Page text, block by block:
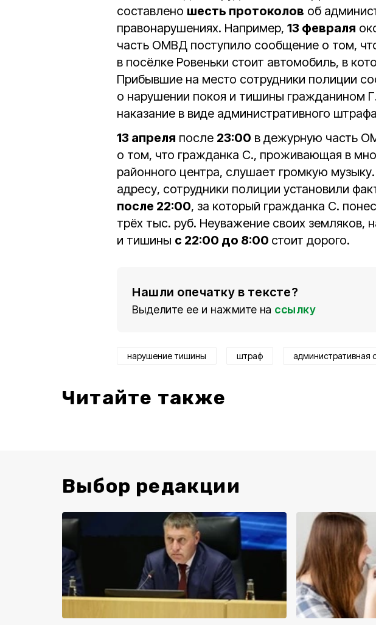
составлено шесть протоколов об
правонарушениях. Например, 13 февраля
часть ОМВД поступило сообщение о том,
в посёлке Ровеньки стоит автомобиль, в
Прибывшие на место сотрудники полиции
о нарушении покоя и тишины гражданином
наказание в виде административного
13 апреля после 23:00 в дежурную часть
о том, что гражданка С., проживающая в
районного центра, слушает громкую
адресу, сотрудники полиции установили
после 22:00, за который гражданка С.
трёх тыс. руб. Неуважение своих земляков,
и тишины с 22:00 до 8:00 стоит дорого.
Нашли опечатку в тексте?
Выделите ее и нажмите на ссылку
нарушение тишины штраф административная
Читайте также
Выбор редакции